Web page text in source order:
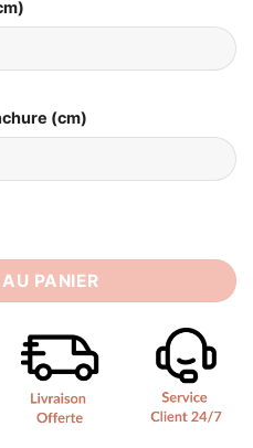
(cm)
Taille Fluide
PANIER